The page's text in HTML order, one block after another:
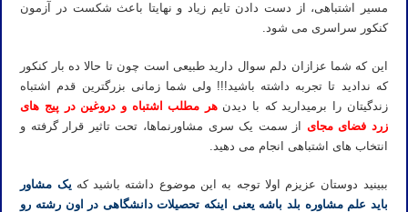
مسیر اشتباهی، از دست دادن تایم زیاد و نهایتا باعث شکست در آزمون
کنکور سراسری می شود.
این که شما عزازان دلم سوال دارید طبیعی است چون تا حالا ده بار کنکور
که ندادید تا تجربه داشته باشید!!! ولی شما زمانی بزرگترین قدم اشتباه
زندگیتان را برمیدارید که با دیدنهر مطلب اشتباه و دروغین در پیج های
زرد فضای مجای از سمت یک سری مشاورنماها، تحت تاثیر قرار گرفته و
انتخاب های اشتباهی انجام می دهید.
ببینید دوستان عزیزم اولا توجه به این موضوع داشته باشید که یک مشاور
باید علم مشاوره بلد باشه یعنی اینکه تحصیلات دانشگاهی در اون رشته رو